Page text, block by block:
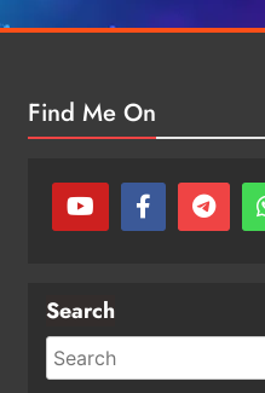
Find Me On
Search